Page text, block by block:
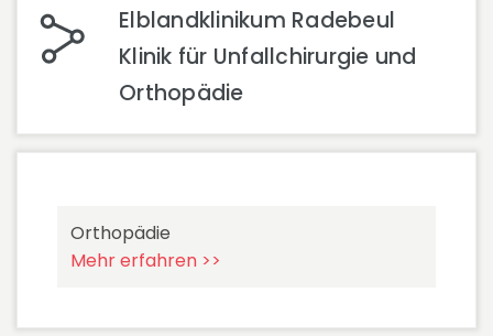
Elblandklinikum Radebeul
Klinik für Unfallchirurgie und
Orthopädie
Orthopädie
Mehr erfahren >>